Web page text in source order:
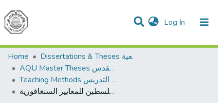
Log In (current)
Communities & Collections
All of DSpace
Home
Dissertations & Theses الرسائل الجامعية
AQU Master Theses الرسائل الجامعية الخاصة بجامعة القدس
Teaching Methods أساليب التدريس
درجة تضمن كتب العلوم والحياة في فلسطين للمعايير السنغافورية